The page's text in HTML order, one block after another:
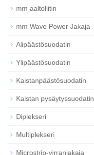
mm aaltoliitin
mm Wave Power Jakaja
Alipäästösuodatin
Ylipäästösuodatin
Kaistanpäästösuodatin
Kaistan pysäytyssuodatin
Diplekseri
Multiplekseri
Microstrip-virranjakaja